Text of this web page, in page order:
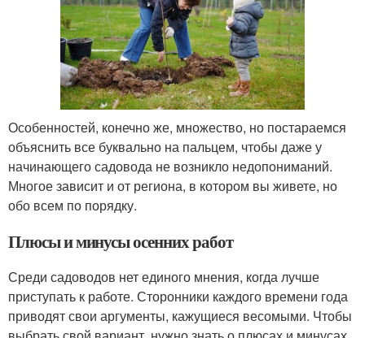
Особенностей, конечно же, множество, но постараемся
объяснить все буквально на пальцем, чтобы даже у
начинающего садовода не возникло недопониманий.
Многое зависит и от региона, в котором вы живете, но
обо всем по порядку.
Плюсы и минусы осенних работ
Среди садоводов нет единого мнения, когда лучше
приступать к работе. Сторонники каждого времени года
приводят свои аргументы, кажущиеся весомыми. Чтобы